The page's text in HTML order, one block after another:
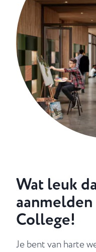
Wat leuk
College!
Je bent van harte